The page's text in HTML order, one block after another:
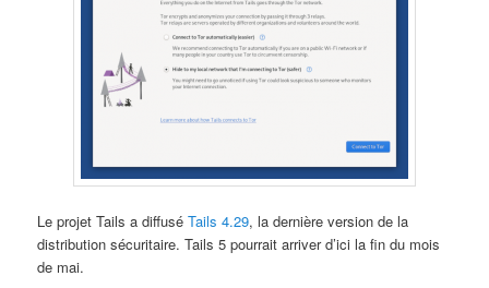
Le projet Tails a diffuséTails 4.29, la dernière version de la
distribution sécuritaire. Tails 5 pourrait arriver d’ici la fin du mois
de mai.